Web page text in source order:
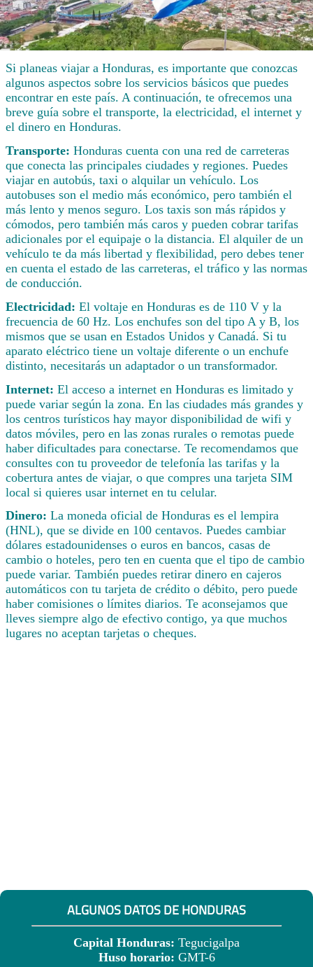
Si planeas viajar a Honduras, es importante que conozcas
algunos aspectos sobre los servicios básicos que puedes
encontrar en este país. A continuación, te ofrecemos una
breve guía sobre el transporte, la electricidad, el internet y
el dinero en Honduras.
Transporte: Honduras cuenta con una red de carreteras
que conecta las principales ciudades y regiones. Puedes
viajar en autobús, taxi o alquilar un vehículo. Los
autobuses son el medio más económico, pero también el
más lento y menos seguro. Los taxis son más rápidos y
cómodos, pero también más caros y pueden cobrar tarifas
adicionales por el equipaje o la distancia. El alquiler de un
vehículo te da más libertad y flexibilidad, pero debes tener
en cuenta el estado de las carreteras, el tráfico y las normas
de conducción.
Electricidad: El voltaje en Honduras es de 110 V y la
frecuencia de 60 Hz. Los enchufes son del tipo A y B, los
mismos que se usan en Estados Unidos y Canadá. Si tu
aparato eléctrico tiene un voltaje diferente o un enchufe
distinto, necesitarás un adaptador o un transformador.
Internet: El acceso a internet en Honduras es limitado y
puede variar según la zona. En las ciudades más grandes y
los centros turísticos hay mayor disponibilidad de wifi y
datos móviles, pero en las zonas rurales o remotas puede
haber dificultades para conectarse. Te recomendamos que
consultes con tu proveedor de telefonía las tarifas y la
cobertura antes de viajar, o que compres una tarjeta SIM
local si quieres usar internet en tu celular.
Dinero: La moneda oficial de Honduras es el lempira
(HNL), que se divide en 100 centavos. Puedes cambiar
dólares estadounidenses o euros en bancos, casas de
cambio o hoteles, pero ten en cuenta que el tipo de cambio
puede variar. También puedes retirar dinero en cajeros
automáticos con tu tarjeta de crédito o débito, pero puede
haber comisiones o límites diarios. Te aconsejamos que
lleves siempre algo de efectivo contigo, ya que muchos
lugares no aceptan tarjetas o cheques.
ALGUNOS DATOS DE HONDURAS
Capital Honduras: Tegucigalpa
Huso horario: GMT-6